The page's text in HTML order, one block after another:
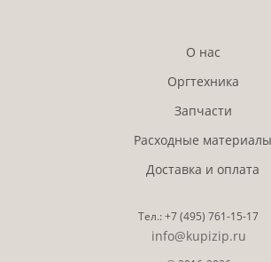
О нас
Оргтехника
Запчасти
Расходные материалы
Доставка и оплата
Тел.:+7 (495) 761-15-17
info@kupizip.ru